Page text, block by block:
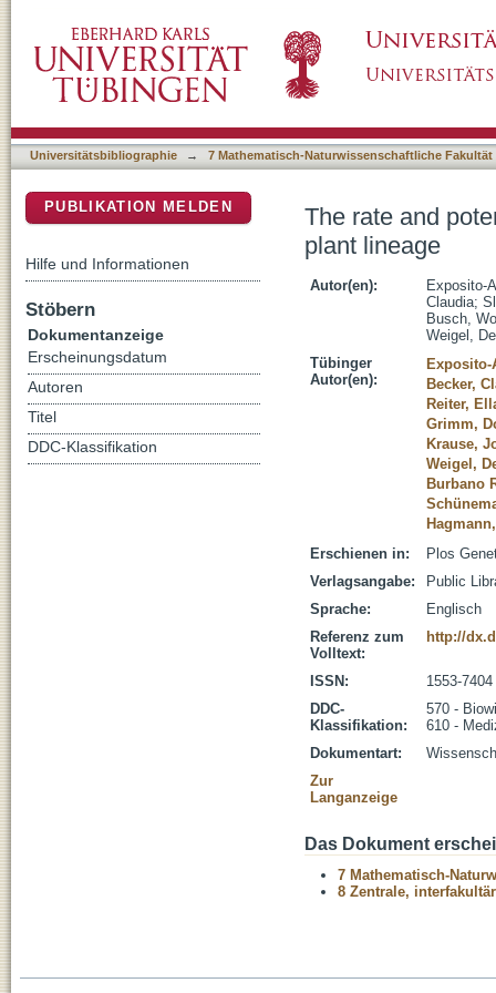
Universitätsbibliographie → 7 Mathematisch-Naturwissenschaftliche Fakultät
The rate and
plant lineage
Autor(en):
Exposito-
Claudia;
Busch,
Weigel,
Tübinger
Autor(en):
Becker,
Reiter,
Grimm,
Krause,
Weigel,
Burbano
Erschienen in:
Plos
Verlagsangabe:
Public
Sprache:
Englisch
Referenz zum
Volltext:
http://
ISSN:
1553-7404
DDC-
Klassifikation:
570 -
610 -
Dokumentart:
Zur
Langanzeige
Das Dokument
7 Mathematisch-
8 Zentrale,
PUBLIKATION MELDEN
Hilfe und Informationen
Stöbern
Dokumentanzeige
Erscheinungsdatum
Autoren
Titel
DDC-Klassifikation